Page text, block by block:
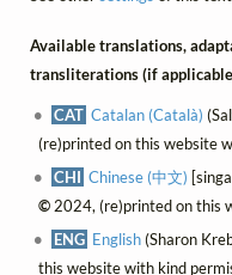
Available translations,
transliterations (if
CAT Catalan (Català)
(re)printed on this website
CHI Chinese (中文)
©2024, (re)printed on this
ENG English(Sharon
this website with kind